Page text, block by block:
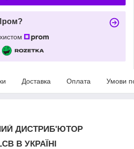
Доставка Оплата Умови
ДИСТРИБ'ЮТОР
В УКРАЇНІ